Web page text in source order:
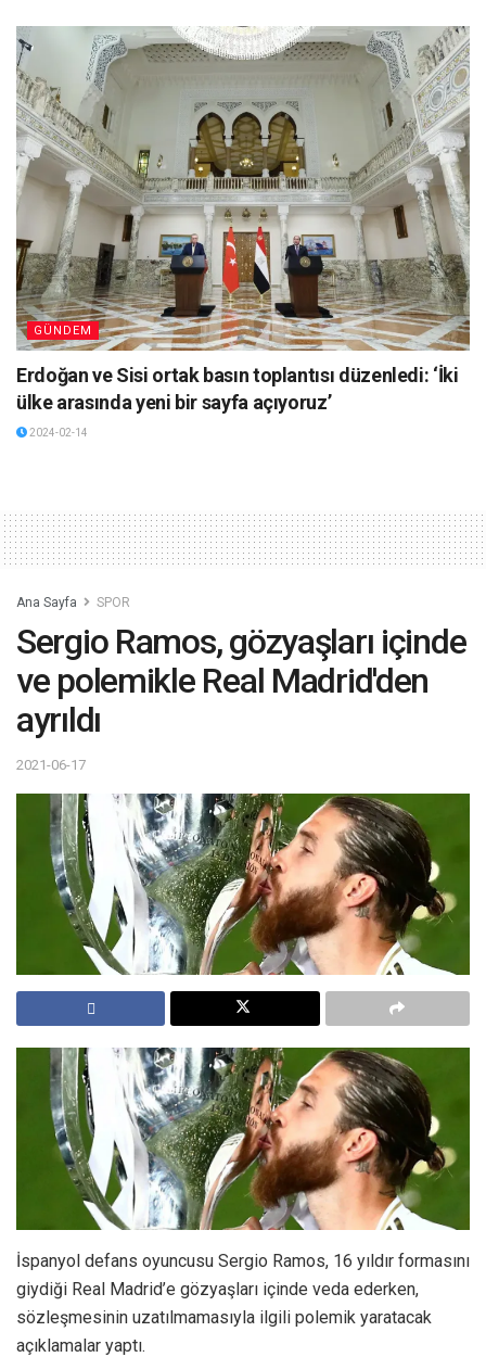
GÜNDEM
Erdoğan ve Sisi ortak basın toplantısı düzenledi: ‘İki
ülke arasında yeni bir sayfa açıyoruz’
2024-02-14
Ana Sayfa SPOR
Sergio Ramos, gözyaşları içinde
ve polemikle Real Madrid'den
ayrıldı
2021-06-17
İspanyol defans oyuncusu Sergio Ramos, 16 yıldır formasını
giydiği Real Madrid’e gözyaşları içinde veda ederken,
sözleşmesinin uzatılmamasıyla ilgili polemik yaratacak
açıklamalar yaptı.